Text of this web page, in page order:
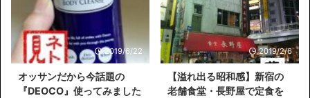
2019/6/22
オッサンだから今話題の
『DEOCO』使ってみました
2019/2/6
【溢れ出る昭和感】新宿の
老舗食堂・長野屋で定食を